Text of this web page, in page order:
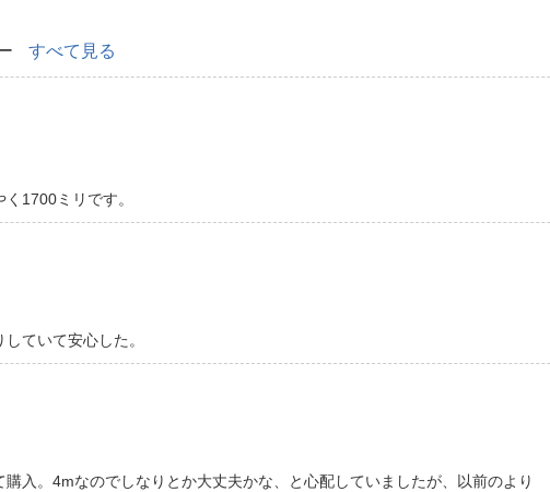
すべて見る
1700ミリです。
ていて安心した。
入。4mなのでしなりとか大丈夫かな、と心配していましたが、以前のより